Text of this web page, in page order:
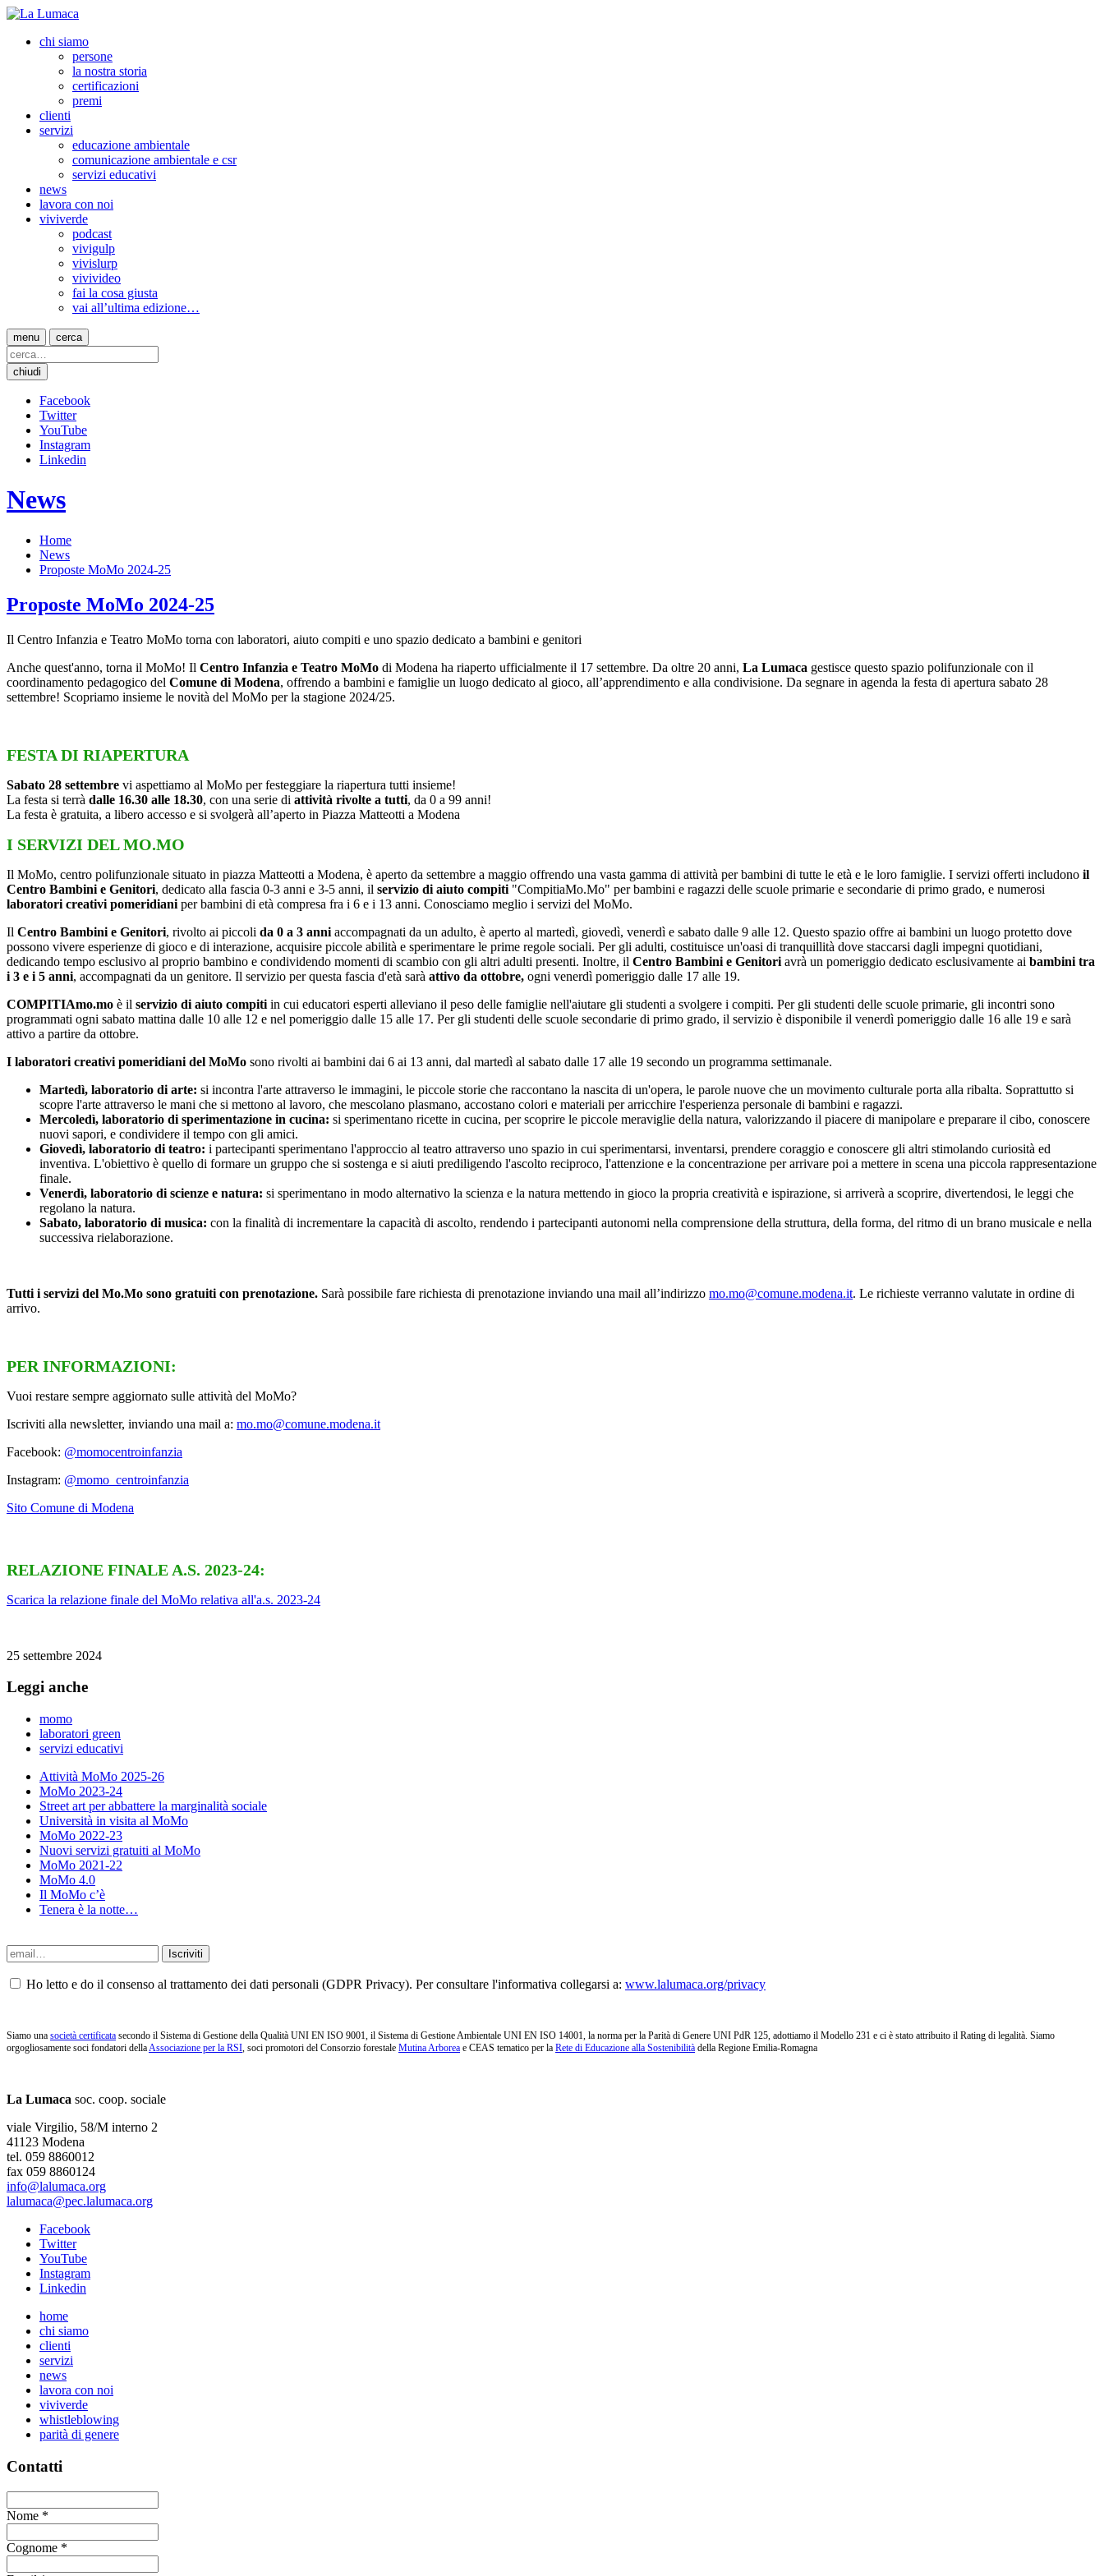
chi siamo
persone
la nostra storia
certificazioni
premi
clienti
servizi
educazione ambientale
comunicazione ambientale e csr
servizi educativi
news
lavora con noi
viviverde
podcast
vivigulp
vivislurp
vivivideo
fai la cosa giusta
vai all’ultima edizione…
menu cerca
chiudi
Facebook
Twitter
YouTube
Instagram
Linkedin
News
Home
News
Proposte MoMo 2024-25
Proposte MoMo 2024-25
Il Centro Infanzia e Teatro MoMo torna con laboratori, aiuto compiti e uno spazio dedicato a bambini e genitori
Anche quest'anno, torna il MoMo! Il Centro Infanzia e Teatro MoMo di Modena ha riaperto ufficialmente il 17 settembre. Da oltre 20 anni, La Lumaca gestisce questo spazio polifunzionale con il
coordinamento pedagogico del Comune di Modena, offrendo a bambini e famiglie un luogo dedicato al gioco, all’apprendimento e alla condivisione. Da segnare in agenda la festa di apertura sabato 28
settembre! Scopriamo insieme le novità del MoMo per la stagione 2024/25.
FESTA DI RIAPERTURA
Sabato 28 settembre vi aspettiamo al MoMo per festeggiare la riapertura tutti insieme!
La festa si terrà dalle 16.30 alle 18.30, con una serie di attività rivolte a tutti, da 0 a 99 anni!
La festa è gratuita, a libero accesso e si svolgerà all’aperto in Piazza Matteotti a Modena
I SERVIZI DEL MO.MO
Il MoMo, centro polifunzionale situato in piazza Matteotti a Modena, è aperto da settembre a maggio offrendo una vasta gamma di attività per bambini di tutte le età e le loro famiglie. I servizi offerti includono il
Centro Bambini e Genitori, dedicato alla fascia 0-3 anni e 3-5 anni, il servizio di aiuto compiti "CompitiaMo.Mo" per bambini e ragazzi delle scuole primarie e secondarie di primo grado, e numerosi
laboratori creativi pomeridiani per bambini di età compresa fra i 6 e i 13 anni. Conosciamo meglio i servizi del MoMo.
Il Centro Bambini e Genitori, rivolto ai piccoli da 0 a 3 anni accompagnati da un adulto, è aperto al martedì, giovedì, venerdì e sabato dalle 9 alle 12. Questo spazio offre ai bambini un luogo protetto dove
possono vivere esperienze di gioco e di interazione, acquisire piccole abilità e sperimentare le prime regole sociali. Per gli adulti, costituisce un'oasi di tranquillità dove staccarsi dagli impegni quotidiani,
dedicando tempo esclusivo al proprio bambino e condividendo momenti di scambio con gli altri adulti presenti. Inoltre, il Centro Bambini e Genitori avrà un pomeriggio dedicato esclusivamente ai bambini tra
i 3 e i 5 anni, accompagnati da un genitore. Il servizio per questa fascia d'età sarà attivo da ottobre, ogni venerdì pomeriggio dalle 17 alle 19.
COMPITIAmo.mo è il servizio di aiuto compiti in cui educatori esperti alleviano il peso delle famiglie nell'aiutare gli studenti a svolgere i compiti. Per gli studenti delle scuole primarie, gli incontri sono
programmati ogni sabato mattina dalle 10 alle 12 e nel pomeriggio dalle 15 alle 17. Per gli studenti delle scuole secondarie di primo grado, il servizio è disponibile il venerdì pomeriggio dalle 16 alle 19 e sarà
attivo a partire da ottobre.
I laboratori creativi pomeridiani del MoMo sono rivolti ai bambini dai 6 ai 13 anni, dal martedì al sabato dalle 17 alle 19 secondo un programma settimanale.
Martedì, laboratorio di arte: si incontra l'arte attraverso le immagini, le piccole storie che raccontano la nascita di un'opera, le parole nuove che un movimento culturale porta alla ribalta. Soprattutto si
scopre l'arte attraverso le mani che si mettono al lavoro, che mescolano plasmano, accostano colori e materiali per arricchire l'esperienza personale di bambini e ragazzi.
Mercoledì, laboratorio di sperimentazione in cucina: si sperimentano ricette in cucina, per scoprire le piccole meraviglie della natura, valorizzando il piacere di manipolare e preparare il cibo, conoscere
nuovi sapori, e condividere il tempo con gli amici.
Giovedì, laboratorio di teatro: i partecipanti sperimentano l'approccio al teatro attraverso uno spazio in cui sperimentarsi, inventarsi, prendere coraggio e conoscere gli altri stimolando curiosità ed
inventiva. L'obiettivo è quello di formare un gruppo che si sostenga e si aiuti prediligendo l'ascolto reciproco, l'attenzione e la concentrazione per arrivare poi a mettere in scena una piccola rappresentazione
finale.
Venerdì, laboratorio di scienze e natura: si sperimentano in modo alternativo la scienza e la natura mettendo in gioco la propria creatività e ispirazione, si arriverà a scoprire, divertendosi, le leggi che
regolano la natura.
Sabato, laboratorio di musica: con la finalità di incrementare la capacità di ascolto, rendendo i partecipanti autonomi nella comprensione della struttura, della forma, del ritmo di un brano musicale e nella
successiva rielaborazione.
Tutti i servizi del Mo.Mo sono gratuiti con prenotazione. Sarà possibile fare richiesta di prenotazione inviando una mail all’indirizzo mo.mo@comune.modena.it. Le richieste verranno valutate in ordine di
arrivo.
PER INFORMAZIONI:
Vuoi restare sempre aggiornato sulle attività del MoMo?
Iscriviti alla newsletter, inviando una mail a: mo.mo@comune.modena.it
Facebook: @momocentroinfanzia
Instagram: @momo_centroinfanzia
Sito Comune di Modena
RELAZIONE FINALE A.S. 2023-24:
Scarica la relazione finale del MoMo relativa all'a.s. 2023-24
25 settembre 2024
Leggi anche
momo
laboratori green
servizi educativi
Attività MoMo 2025-26
MoMo 2023-24
Street art per abbattere la marginalità sociale
Università in visita al MoMo
MoMo 2022-23
Nuovi servizi gratuiti al MoMo
MoMo 2021-22
MoMo 4.0
Il MoMo c’è
Tenera è la notte…
Ho letto e do il consenso al trattamento dei dati personali (GDPR Privacy). Per consultare l'informativa collegarsi a: www.lalumaca.org/privacy
Siamo una società certificata secondo il Sistema di Gestione della Qualità UNI EN ISO 9001, il Sistema di Gestione Ambientale UNI EN ISO 14001, la norma per la Parità di Genere UNI PdR 125, adottiamo il Modello 231 e ci è stato attribuito il Rating di legalità. Siamo
orgogliosamente soci fondatori dellaAssociazione per la RSI, soci promotori del Consorzio forestale Mutina Arborea e CEAS tematico per la Rete di Educazione alla Sostenibilità della Regione Emilia-Romagna
La Lumaca soc. coop. sociale
viale Virgilio, 58/M interno 2
41123 Modena
tel. 059 8860012
fax 059 8860124
info@lalumaca.org
lalumaca@pec.lalumaca.org
Facebook
Twitter
YouTube
Instagram
Linkedin
home
chi siamo
clienti
servizi
news
lavora con noi
viviverde
whistleblowing
parità di genere
Contatti
Nome *
Cognome *